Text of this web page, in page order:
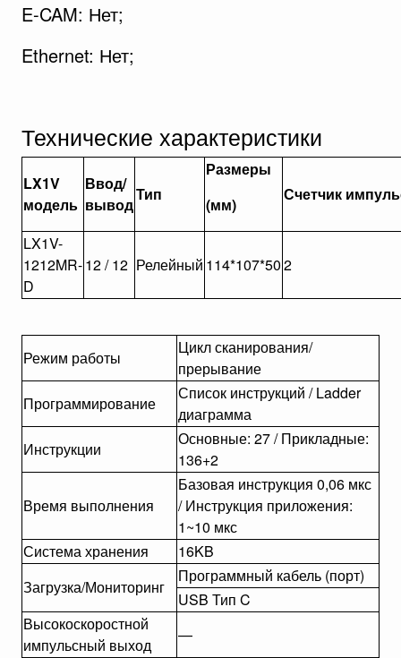
E-CAM: Нет;
Ethernet: Нет;
Технические характеристики
LX1V
модель
Ввод/
вывод
Тип
Размеры
(мм)
Счетчик
LX1V-
1212MR-
D
12 / 12 Релейный 114*107*502
Режим работы
Цикл сканирования/
прерывание
Программирование
Список инструкций / Ladder
диаграмма
Инструкции
Основные: 27 / Прикладные:
136+2
Время выполнения
Базовая инструкция 0,06 мкс
/ Инструкция приложения:
1~10 мкс
Система хранения
16KB
Загрузка/Мониторинг
Программный кабель (порт)
USB Тип C
Высокоскоростной
импульсный выход
—